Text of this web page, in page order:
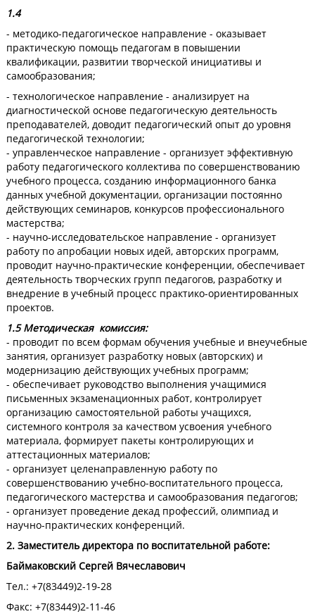
1.4
- методико-педагогическое направление - оказывает
практическую помощь педагогам в повышении
квалификации, развитии творческой инициативы и
самообразования;
- технологическое направление - анализирует на
диагностической основе педагогическую деятельность
преподавателей, доводит педагогический опыт до уровня
педагогической технологии;
- управленческое направление - организует эффективную
работу педагогического коллектива по совершенствованию
учебного процесса, созданию информационного банка
данных учебной документации, организации постоянно
действующих семинаров, конкурсов профессионального
мастерства;
- научно-исследовательское направление - организует
работу по апробации новых идей, авторских программ,
проводит научно-практические конференции, обеспечивает
деятельность творческих групп педагогов, разработку и
внедрение в учебный процесс практико-ориентированных
проектов.
1.5 Методическая комиссия:
- проводит по всем формам обучения учебные и внеучебные
занятия, организует разработку новых (авторских) и
модернизацию действующих учебных программ;
- обеспечивает руководство выполнения учащимися
письменных экзаменационных работ, контролирует
организацию самостоятельной работы учащихся,
системного контроля за качеством усвоения учебного
материала, формирует пакеты контролирующих и
аттестационных материалов;
- организует целенаправленную работу по
совершенствованию учебно-воспитательного процесса,
педагогического мастерства и самообразования педагогов;
- организует проведение декад профессий, олимпиад и
научно-практических конференций.
2. Заместитель директора по воспитательной работе:
Баймаковский Сергей Вячеславович
Тел.: +7(83449)2-19-28
Факс: +7(83449)2-11-46